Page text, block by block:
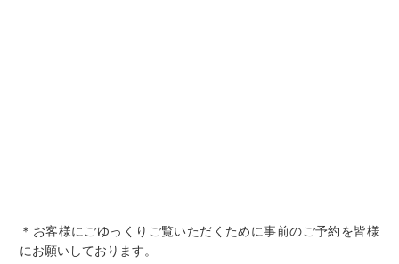
＊お客様にごゆっくりご覧いただくために事前のご予約を皆様
にお願いしております。